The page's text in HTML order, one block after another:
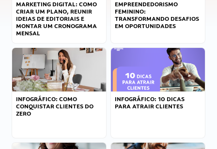
MARKETING DIGITAL: COMO
CRIAR UM PLANO, REUNIR
IDEIAS DE EDITORIAIS E
MONTAR UM CRONOGRAMA
MENSAL
EMPREENDEDORISMO
FEMININO:
TRANSFORMANDO DESAFIOS
EM OPORTUNIDADES
INFOGRÁFICO: COMO
CONQUISTAR CLIENTES DO
ZERO
INFOGRÁFICO: 10 DICAS
PARA ATRAIR CLIENTES